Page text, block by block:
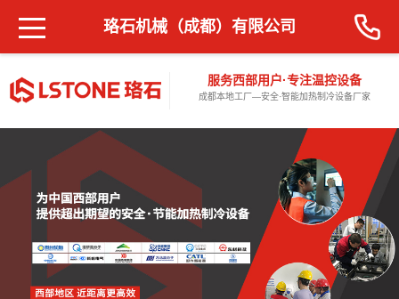
服务西部用户·专注温控设备
成都本地工厂—安全·智能加热制冷设备厂家
珞石机械（成都）有限公司